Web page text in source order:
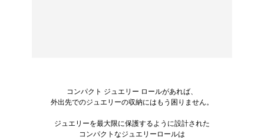
コンパクト ジュエリー ロールがあれば、
外出先でのジュエリーの収納にはもう困りません。
ジュエリーを最大限に保護するように設計された
コンパクトなジュエリーロールは